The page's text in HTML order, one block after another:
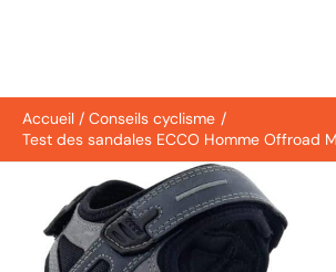
Accueil
Conseils cyclisme
Test des sandales ECCO Homme Offroad